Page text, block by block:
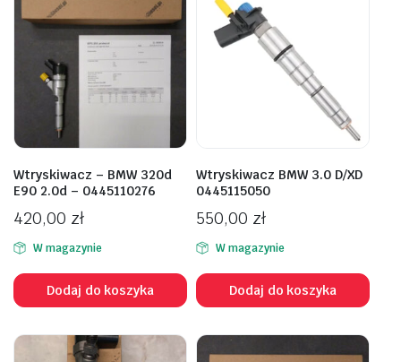
Wtryskiwacz – BMW 320d
E90 2.0d – 0445110276
420,00 zł
W magazynie
Dodaj do koszyka
Wtryskiwacz BMW 3.0 D/XD
0445115050
550,00 zł
W magazynie
Dodaj do koszyka